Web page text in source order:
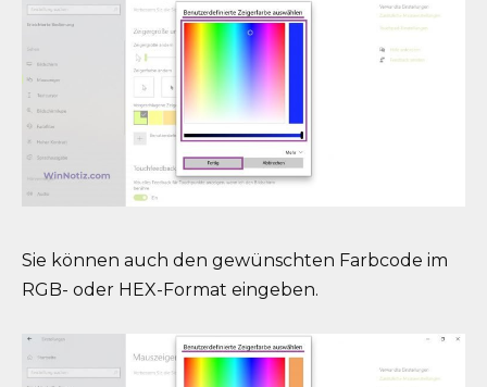
Sie können auch den gewünschten Farbcode im
RGB- oder HEX-Format eingeben.